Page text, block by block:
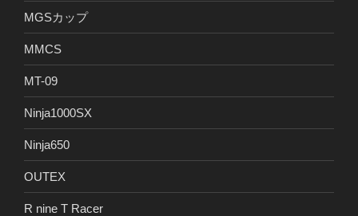
MGSカップ
MMCS
MT-09
Ninja1000SX
Ninja650
OUTEX
R nine T Racer